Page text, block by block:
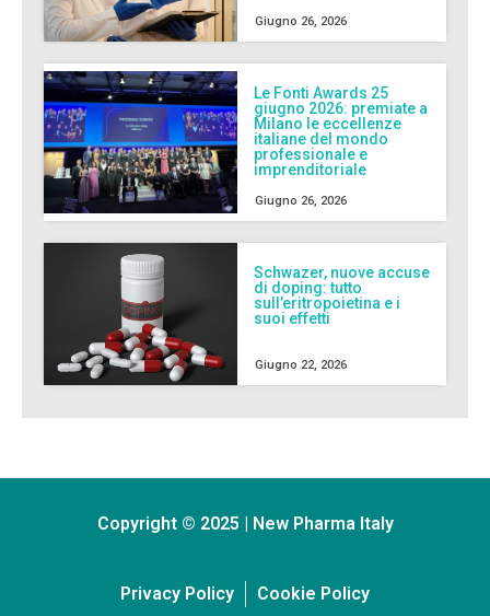
Giugno 26, 2026
Le Fonti Awards 25
giugno 2026: premiate a
Milano le eccellenze
italiane del mondo
professionale e
imprenditoriale
Giugno 26, 2026
Schwazer, nuove accuse
di doping: tutto
sull’eritropoietina e i
suoi effetti
Giugno 22, 2026
Copyright © 2025 | New Pharma Italy
Privacy Policy Cookie Policy